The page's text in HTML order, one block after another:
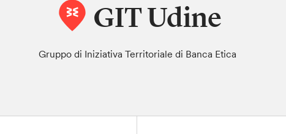
GIT Udine
Gruppo di Iniziativa Territoriale di Banca Etica